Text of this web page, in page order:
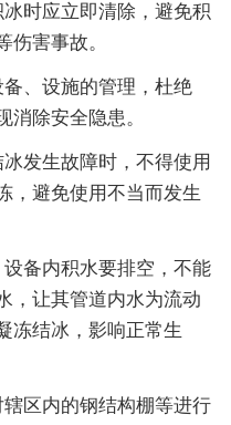
时应立即清除，避免积
伤害事故。
、设施的管理，杜绝
消除安全隐患。
发生故障时，不得使用
，避免使用不当而发生
备内积水要排空，不能
，让其管道内水为流动
冻结冰，影响正常生
区内的钢结构棚等进行